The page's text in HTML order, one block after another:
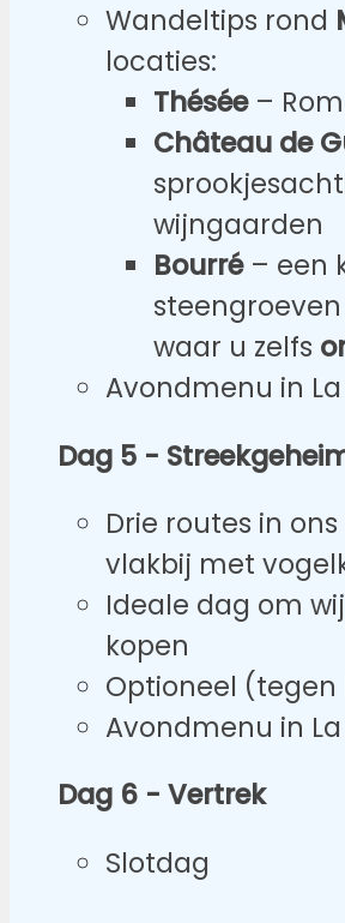
Wandeltips rond
locaties:
Thésée–
Château de
wijngaarden
Bourré– een
waar u zelfs
Avondmenu in
Dag 5 -
Drie routes in
vlakbij met
Ideale dag om
kopen
Optioneel
Avondmenu in
Dag 6 - Vertrek
Slotdag